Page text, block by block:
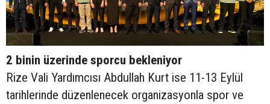
2 binin üzerinde sporcu bekleniyor
Rize Vali Yardımcısı Abdullah Kurt ise 11-13 Eylül
tarihlerinde düzenlenecek organizasyonla spor ve